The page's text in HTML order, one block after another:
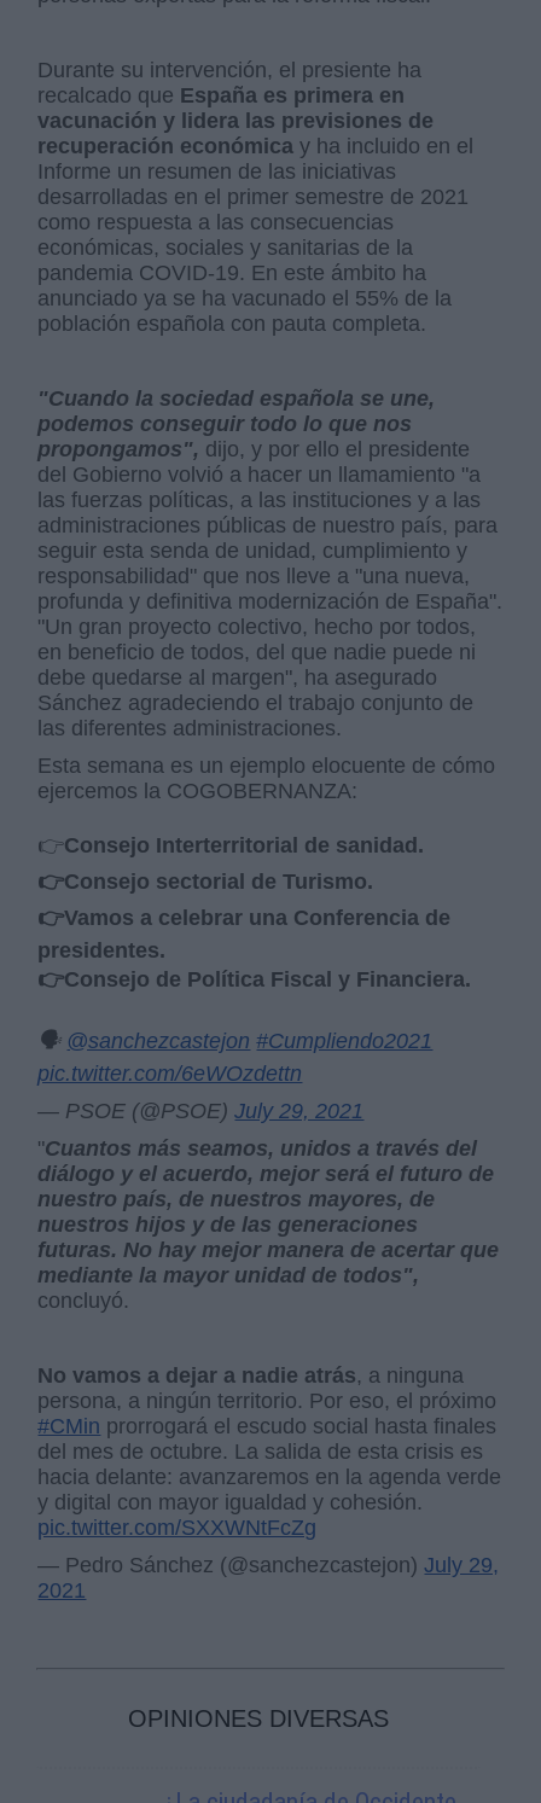
Durante su intervención, el presiente ha
recalcado que España es primera en
vacunación y lidera las previsiones de
recuperación económica y ha incluido en el
Informe un resumen de las iniciativas
desarrolladas en el primer semestre de 2021
como respuesta a las consecuencias
económicas, sociales y sanitarias de la
pandemia COVID-19. En este ámbito ha
anunciado ya se ha vacunado el 55% de la
población española con pauta completa.
"Cuando la sociedad española se une,
podemos conseguir todo lo que nos
propongamos", dijo, y por ello el presidente
del Gobierno volvió a hacer un llamamiento "a
las fuerzas políticas, a las instituciones y a las
administraciones públicas de nuestro país, para
seguir esta senda de unidad, cumplimiento y
responsabilidad" que nos lleve a "una nueva,
profunda y definitiva modernización de España".
"Un gran proyecto colectivo, hecho por todos,
en beneficio de todos, del que nadie puede ni
debe quedarse al margen", ha asegurado
Sánchez agradeciendo el trabajo conjunto de
las diferentes administraciones.
Esta semana es un ejemplo elocuente de cómo
ejercemos la COGOBERNANZA:
👉Consejo Interterritorial de sanidad.
👉Consejo sectorial de Turismo.
👉Vamos a celebrar una Conferencia de
presidentes.
👉Consejo de Política Fiscal y Financiera.
🗣️ @sanchezcastejon #Cumpliendo2021
pic.twitter.com/6eWOzdettn
— PSOE (@PSOE)July 29, 2021
"Cuantos más seamos, unidos a través del
diálogo y el acuerdo, mejor será el futuro de
nuestro país, de nuestros mayores, de
nuestros hijos y de las generaciones
futuras. No hay mejor manera de acertar que
mediante la mayor unidad de todos",
concluyó.
No vamos a dejar a nadie atrás, a ninguna
persona, a ningún territorio. Por eso, el próximo
#CMin prorrogará el escudo social hasta finales
del mes de octubre. La salida de esta crisis es
hacia delante: avanzaremos en la agenda verde
y digital con mayor igualdad y cohesión.
pic.twitter.com/SXXWNtFcZg
— Pedro Sánchez (@sanchezcastejon)July 29,
2021
OPINIONES DIVERSAS